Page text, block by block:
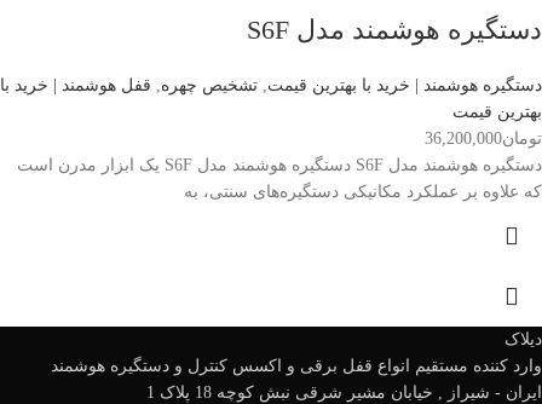
دستگیره هوشمند مدل S6F
دستگیره هوشمند | خرید با بهترین قیمت, تشخیص چهره, قفل هوشمند | خرید با
بهترین قیمت
تومان36,200,000
دستگیره هوشمند مدل S6F دستگیره هوشمند مدل S6F یک ابزار مدرن است
که علاوه بر عملکرد مکانیکی دستگیره‌های سنتی، به
دیلاک
وارد کننده مستقیم انواع قفل برقی و اکسس کنترل و دستگیره هوشمند
ایران - شیراز , خیابان مشیر شرقی نبش کوچه 18 پلاک 1